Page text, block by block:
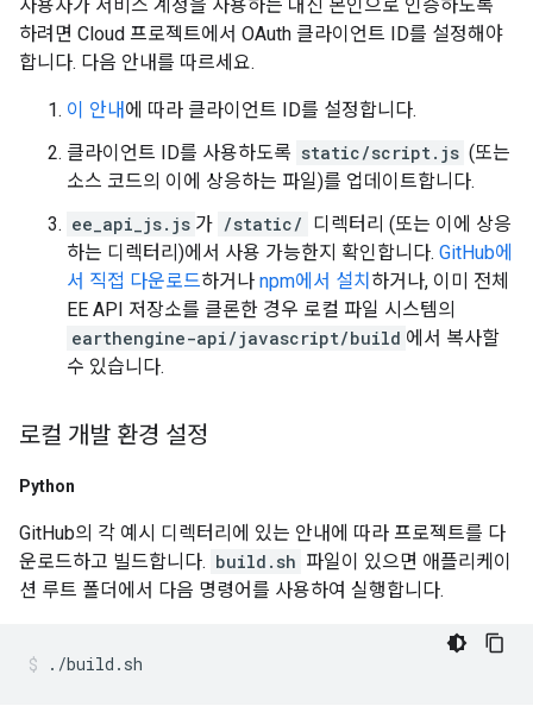
사용자가 서비스 계정을 사용하는 대신 본인으로 인증하도록
하려면 Cloud 프로젝트에서 OAuth 클라이언트 ID를 설정해야
합니다. 다음 안내를 따르세요.
이 안내 에 따라 클라이언트 ID를 설정합니다.
클라이언트 ID를 사용하도록 static/script.js (또는
소스 코드의 이에 상응하는 파일)를 업데이트합니다.
ee_api_js.js 가 /static/ 디렉터리 (또는 이에 상응
하는 디렉터리)에서 사용 가능한지 확인합니다. GitHub에
서 직접 다운로드하거나 npm에서 설치 하거나, 이미 전체
EE API 저장소를 클론한 경우 로컬 파일 시스템의
earthengine-api/javascript/build 에서 복사할
수 있습니다.
로컬 개발 환경 설정
Python
GitHub의 각 예시 디렉터리에 있는 안내에 따라 프로젝트를 다
운로드하고 빌드합니다. build.sh 파일이 있으면 애플리케이
션 루트 폴더에서 다음 명령어를 사용하여 실행합니다.